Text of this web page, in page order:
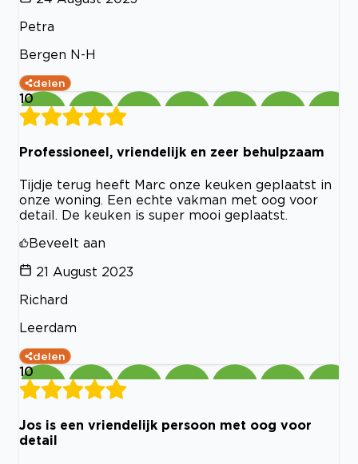
Petra
Bergen N-H
delen
10
Professioneel, vriendelijk en zeer behulpzaam
Tijdje terug heeft Marc onze keuken geplaatst in
onze woning. Een echte vakman met oog voor
detail. De keuken is super mooi geplaatst.
Beveelt aan
21 August 2023
Richard
Leerdam
delen
10
Jos is een vriendelijk persoon met oog voor
detail